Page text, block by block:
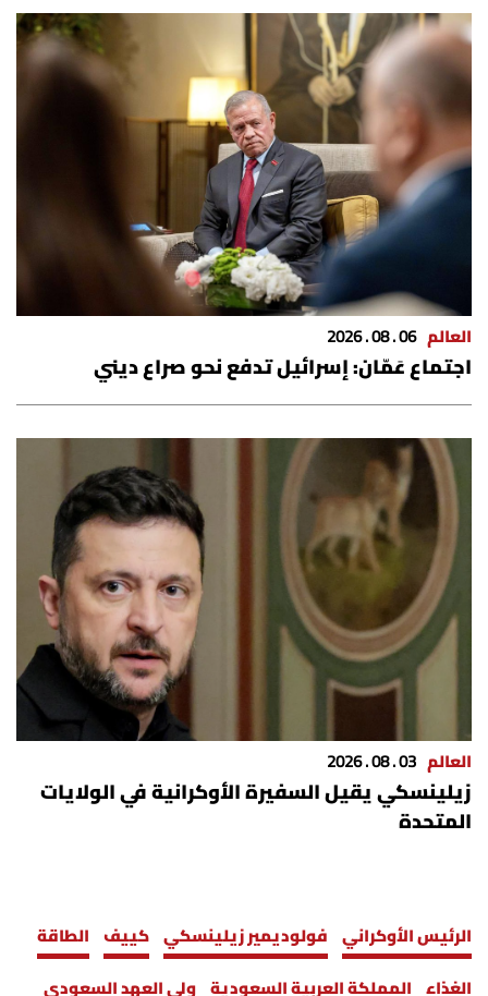
الرياضة
منوّعات
حظّك اليوم
للتاريخ
فيديو
من نحن
للتواصل معنا
شروط الاستخدام
شروط الإشتراك
Digital solutions by
العالم 06 . 08 . 2026
اجتماع عَمّان: إسرائيل تدفع نحو صراع ديني
العالم 03 . 08 . 2026
زيلينسكي يقيل السفيرة الأوكرانية في الولايات
المتحدة
الرئيس الأوكراني فولوديمير زيلينسكي كييف الطاقة
الغذاء المملكة العربية السعودية ولي العهد السعودي